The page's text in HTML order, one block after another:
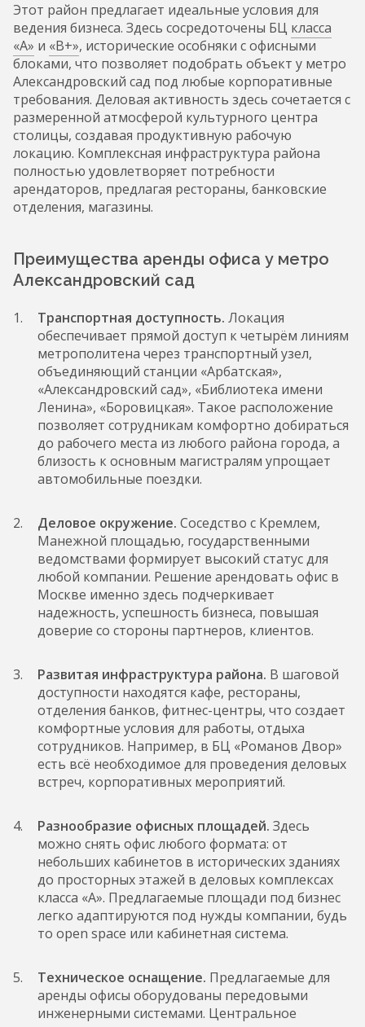
Этот район предлагает идеальные условия для
ведения бизнеса. Здесь сосредоточены БЦ класса
«А» и «В+», исторические особняки с офисными
блоками, что позволяет подобрать объект у метро
Александровский сад под любые корпоративные
требования. Деловая активность здесь сочетается с
размеренной атмосферой культурного центра
столицы, создавая продуктивную рабочую
локацию. Комплексная инфраструктура района
полностью удовлетворяет потребности
арендаторов, предлагая рестораны, банковские
отделения, магазины.
Преимущества аренды офиса у метро
Александровский сад
Транспортная доступность. Локация
обеспечивает прямой доступ к четырём линиям
метрополитена через транспортный узел,
объединяющий станции «Арбатская»,
«Александровский сад», «Библиотека имени
Ленина», «Боровицкая». Такое расположение
позволяет сотрудникам комфортно добираться
до рабочего места из любого района города, а
близость к основным магистралям упрощает
автомобильные поездки.
Деловое окружение. Соседство с Кремлем,
Манежной площадью, государственными
ведомствами формирует высокий статус для
любой компании. Решение арендовать офис в
Москве именно здесь подчеркивает
надежность, успешность бизнеса, повышая
доверие со стороны партнеров, клиентов.
Развитая инфраструктура района. В шаговой
доступности находятся кафе, рестораны,
отделения банков, фитнес-центры, что создает
комфортные условия для работы, отдыха
сотрудников. Например, в БЦ «Романов Двор»
есть всё необходимое для проведения деловых
встреч, корпоративных мероприятий.
Разнообразие офисных площадей. Здесь
можно снять офис любого формата: от
небольших кабинетов в исторических зданиях
до просторных этажей в деловых комплексах
класса «А». Предлагаемые площади под бизнес
легко адаптируются под нужды компании, будь
то open space или кабинетная система.
Техническое оснащение. Предлагаемые для
аренды офисы оборудованы передовыми
инженерными системами. Центральное